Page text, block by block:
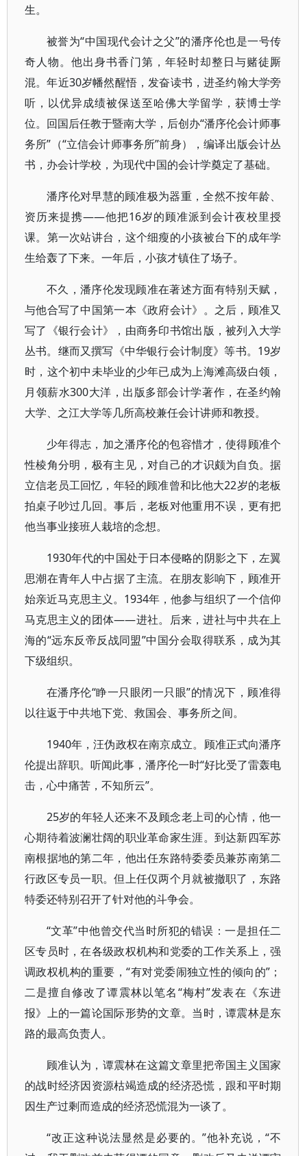
生。
被誉为“中国现代会计之父”的潘序伦也是一号传
奇人物。他出身书香门第，年轻时却整日与赌徒厮
混。年近30岁幡然醒悟，发奋读书，进圣约翰大学旁
听，以优异成绩被保送至哈佛大学留学，获博士学
位。回国后任教于暨南大学，后创办“潘序伦会计师事
务所”（“立信会计师事务所”前身），编译出版会计丛
书，办会计学校，为现代中国的会计学奠定了基础。
潘序伦对早慧的顾准极为器重，全然不按年龄、
资历来提携——他把16岁的顾准派到会计夜校里授
课。第一次站讲台，这个细瘦的小孩被台下的成年学
生给轰了下来。一年后，小孩才镇住了场子。
不久，潘序伦发现顾准在著述方面有特别天赋，
与他合写了中国第一本《政府会计》。之后，顾准又
写了《银行会计》，由商务印书馆出版，被列入大学
丛书。继而又撰写《中华银行会计制度》等书。19岁
时，这个初中未毕业的少年已成为上海滩高级白领，
月领薪水300大洋，出版多部会计学著作，在圣约翰
大学、之江大学等几所高校兼任会计讲师和教授。
少年得志，加之潘序伦的包容惜才，使得顾准个
性棱角分明，极有主见，对自己的才识颇为自负。据
立信老员工回忆，年轻的顾准曾和比他大22岁的老板
拍桌子吵过几回。事后，老板对他重用不误，更有把
他当事业接班人栽培的念想。
1930年代的中国处于日本侵略的阴影之下，左翼
思潮在青年人中占据了主流。在朋友影响下，顾准开
始亲近马克思主义。1934年，他参与组织了一个信仰
马克思主义的团体——进社。后来，进社与中共在上
海的“远东反帝反战同盟”中国分会取得联系，成为其
下级组织。
在潘序伦“睁一只眼闭一只眼”的情况下，顾准得
以往返于中共地下党、救国会、事务所之间。
1940年，汪伪政权在南京成立。顾准正式向潘序
伦提出辞职。听闻此事，潘序伦一时“好比受了雷轰电
击，心中痛苦，不知所云”。
25岁的年轻人还来不及顾念老上司的心情，他一
心期待着波澜壮阔的职业革命家生涯。到达新四军苏
南根据地的第二年，他出任东路特委委员兼苏南第二
行政区专员一职。但上任仅两个月就被撤职了，东路
特委还特别召开了针对他的斗争会。
“文革”中他曾交代当时所犯的错误：一是担任二
区专员时，在各级政权机构和党委的工作关系上，强
调政权机构的重要，“有对党委闹独立性的倾向的”；
二是擅自修改了谭震林以笔名“梅村”发表在《东进
报》上的一篇论国际形势的文章。当时，谭震林是东
路的最高负责人。
顾准认为，谭震林在这篇文章里把帝国主义国家
的战时经济因资源枯竭造成的经济恐慌，跟和平时期
因生产过剩而造成的经济恐慌混为一谈了。
“改正这种说法显然是必要的。”他补充说，“不